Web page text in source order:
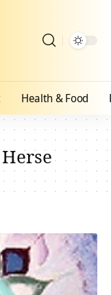
Health & Food